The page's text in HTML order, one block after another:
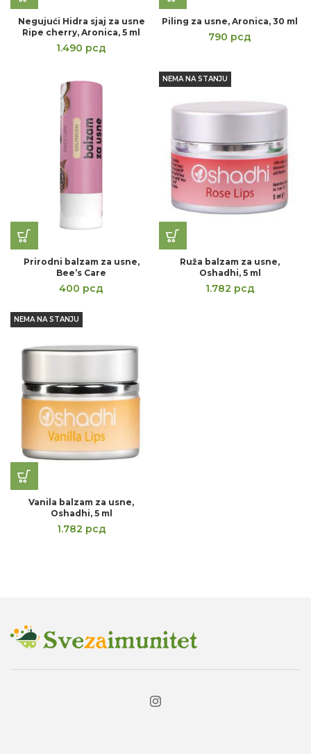
Negujući Hidra sjaj za usne
Ripe cherry, Aronica, 5 ml
1.490 рсд
Piling za usne, Aronica, 30 ml
790 рсд
Prirodni balzam za usne,
Bee’s Care
400 рсд
NEMA NA STANJU
Ruža balzam za usne,
Oshadhi, 5 ml
1.782 рсд
NEMA NA STANJU
Vanila balzam za usne,
Oshadhi, 5 ml
1.782 рсд